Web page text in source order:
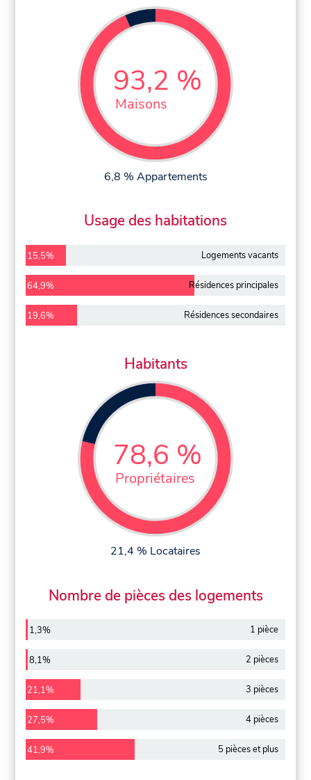
93,2 %
Maisons
6,8 % Appartements
Usage des habitations
15,5% Logements vacants
64,9% Résidences principales
19,6% Résidences secondaires
Habitants
78,6 %
Propriétaires
21,4 % Locataires
Nombre de pièces des logements
1,3% 1 pièce
8,1% 2 pièces
21,1% 3 pièces
27,5% 4 pièces
41,9% 5 pièces et plus